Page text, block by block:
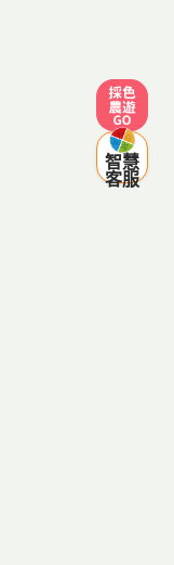
採色農遊
智慧
客服